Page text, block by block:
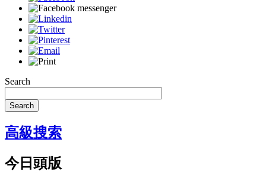
Search
Search
高級搜索
今日頭版